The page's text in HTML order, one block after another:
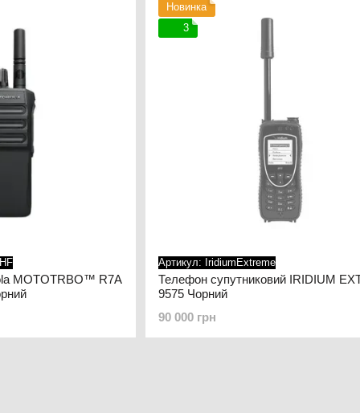
MOTOTRBO™ R7A
Новинка
3
Артикул: IridiumExtreme
Телефон супутниковий IRIDIUM
9575 Чорний
90 000 грн